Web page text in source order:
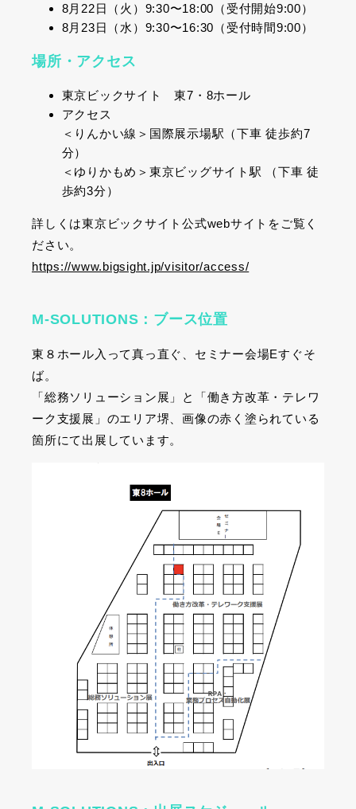
8月 22日（火） 9:30〜18:00 （受付開始9:00）
8月 23日（水） 9:30〜16:30 （受付時間9:00）
場所・アクセス
東京ビックサイト 東7 ・ 8ホール
アクセス
＜りんかい線＞国際展示場駅（下車 徒歩約7
分）
＜ゆりかもめ＞東京ビッグサイト駅 （下車 徒
歩約3分）
詳しくは東京ビックサイト公式webサイトをご覧く
ださい。
https://www.bigsight.jp/visitor/access/
M-SOLUTIONS：ブース位置
東８ホール入って真っ直ぐ、セミナー会場Eすぐそ
ば。
「総務ソリューション展」と「働き方改革・テレワ
ーク支援展」のエリア堺、画像の赤く塗られている
箇所にて出展しています。